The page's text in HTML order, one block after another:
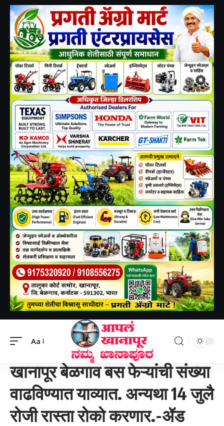
Aa
खानापूर तालुका>खानापूर बेळगाव बस फेऱ्यांची संख्या वाढविण्यात याव्यात. अन्यथा 14 जुलै रोजी रास्ता रोको करणार.-ॲड ईश्वर घाडी. ಖಾನಾಪುರ ಬೆಳಗಾವಿ ಬಸ್ ಟ್ರಿಪ್ ಸಂಖ್ಯೆ ಹೆಚ್ಚಿಸಬೇಕು. ಇಲ್ಲದಿದ್ದರೆ ಜುಲೈ 14ರಂದು ರಸ್ತೆ ತಡೆ ನಡೆಸುತ್ತೇವೆ.-ಅಡ್ ಈಶ್ವರ ಘಾಡಿ.
खानापूर बेळगाव बस फेऱ्यांची संख्या
वाढविण्यात याव्यात. अन्यथा 14 जुलै
रोजी रास्ता रोको करणार.-ॲड